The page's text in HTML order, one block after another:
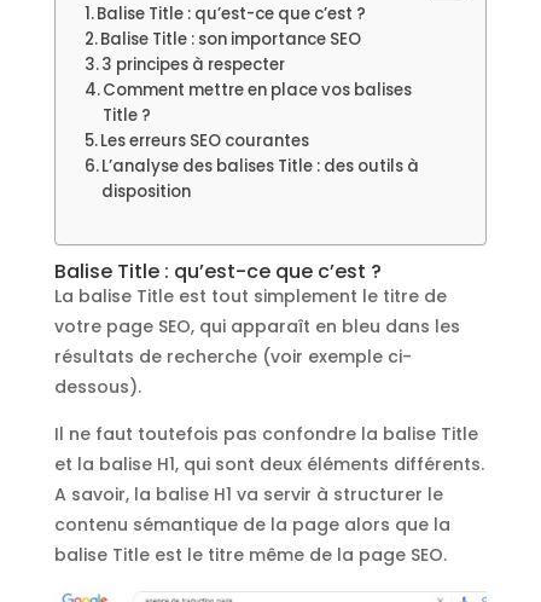
Balise Title : qu’est-ce que c’est ?
Balise Title : son importance SEO
3 principes à respecter
Comment mettre en place vos balises
Title ?
Les erreurs SEO courantes
L’analyse des balises Title : des outils à
disposition
Balise Title : qu’est-ce que c’est ?
La balise Title est tout simplement le titre de
votre page SEO, qui apparaît en bleu dans les
résultats de recherche (voir exemple ci-
dessous).
Il ne faut toutefois pas confondre la balise Title
et la balise H1, qui sont deux éléments différents.
A savoir, la balise H1 va servir à structurer le
contenu sémantique de la page alors que la
balise Title est le titre même de la page SEO.